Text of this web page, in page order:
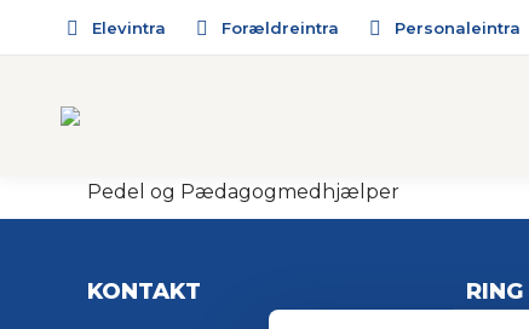
Elevintra Forældreintra Personaleintra
Pedel og Pædagogmedhjælper
KONTAKT